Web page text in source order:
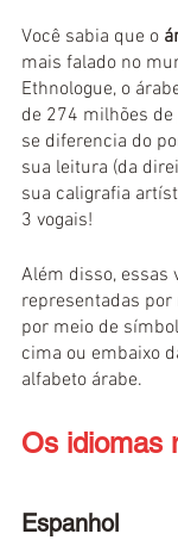
Você sabia que o
mais falado no
Ethnologue, o
de 274 milhões
se diferencia do
sua leitura (da
sua caligrafia
3 vogais!
Além disso, essas
representadas
por meio de
cima ou embaixo
alfabeto árabe.
Os idiomas
Espanhol